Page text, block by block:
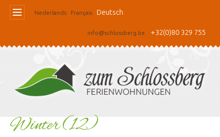
Nederlands Français Deutsch
info@schlossberg.be +32(0)80 329 755
Winter (12)